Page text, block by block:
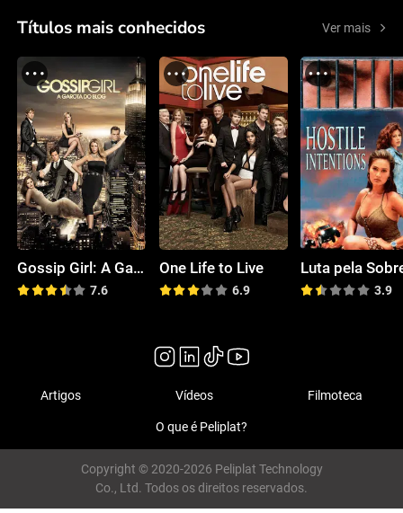
Títulos mais conhecidos Ver mais
Gossip Girl: A Garota do Blog
7.6
One Life to Live
6.9 3.9
Artigos Vídeos Filmoteca
O que é Peliplat?
Copyright © 2020-2026 Peliplat Technology
Co., Ltd. Todos os direitos reservados.